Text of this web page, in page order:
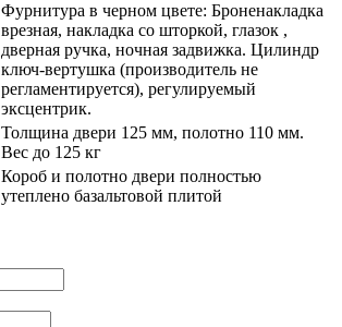
Фурнитура в черном цвете: Броненакладка
врезная, накладка со шторкой, глазок ,
дверная ручка, ночная задвижка. Цилиндр
ключ-вертушка (производитель не
регламентируется), регулируемый
эксцентрик.
Толщина двери 125 мм, полотно 110 мм.
Вес до 125 кг
Короб и полотно двери полностью
утеплено базальтовой плитой